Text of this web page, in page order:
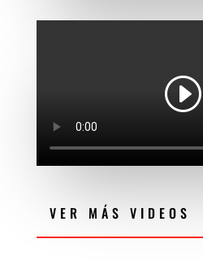
VER MÁS VIDEOS